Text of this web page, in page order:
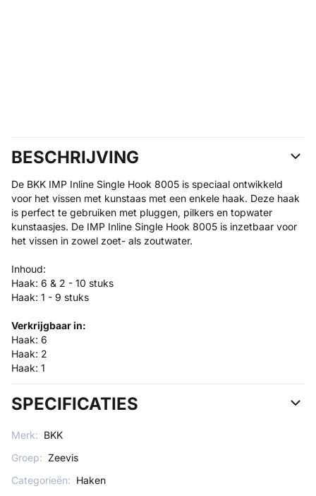
BESCHRIJVING
De BKK IMP Inline Single Hook 8005 is speciaal ontwikkeld
voor het vissen met kunstaas met een enkele haak. Deze haak
is perfect te gebruiken met pluggen, pilkers en topwater
kunstaasjes. De IMP Inline Single Hook 8005 is inzetbaar voor
het vissen in zowel zoet- als zoutwater.
Inhoud:
Haak: 6 & 2 - 10 stuks
Haak: 1 - 9 stuks
Verkrijgbaar in:
Haak: 6
Haak: 2
Haak: 1
SPECIFICATIES
Merk: BKK
Groep: Zeevis
Categorieën: Haken